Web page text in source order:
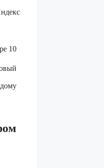
10